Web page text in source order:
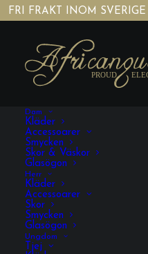
FRI FRAKT INOM
Dam
Kläder
Accessoarer
Smycken
Skor & Väskor
Glasögon
Herr
Kläder
Accessoarer
Skor
Smycken
Glasögon
Ungdom
Tjej